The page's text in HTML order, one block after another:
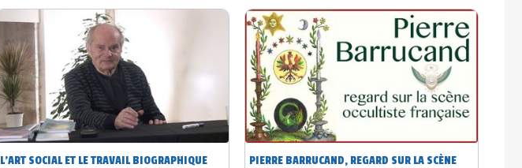
L'ART SOCIAL ET LE TRAVAIL BIOGRAPHIQUE
PIERRE BARRUCAND, REGARD SUR LA SCÈNE